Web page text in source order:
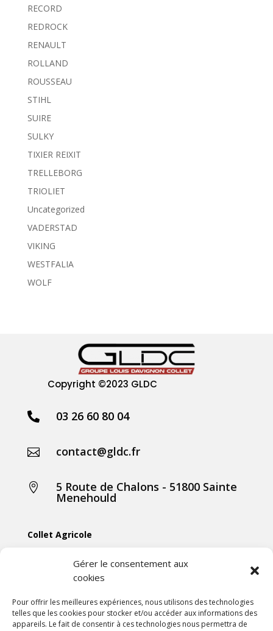
Gérer le consentement aux
cookies
Pour offrir les meilleures expériences, nous utilisons des technologies
telles que les cookies pour stocker et/ou accéder aux informations des
appareils. Le fait de consentir à ces technologies nous permettra de
RECORD
REDROCK
RENAULT
ROLLAND
ROUSSEAU
STIHL
SUIRE
SULKY
TIXIER REIXIT
TRELLEBORG
TRIOLIET
Uncategorized
VADERSTAD
VIKING
WESTFALIA
WOLF
Copyright ©2023 GLDC
 03 26 60 80 04
 contact@gldc.fr
 5 Route de Chalons - 51800 Sainte
Menehould
Collet Agricole
Collet Motoculture
Collet Élevage